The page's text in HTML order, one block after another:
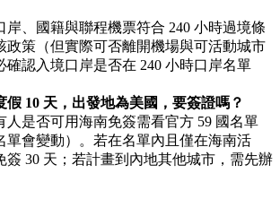
岸、國籍與聯程機票符合 240 小時過境條
政策（但實際可否離開機場與可活動城市
確認入境口岸是否在 240 小時口岸名單
假 10 天，出發地為美國，要簽證嗎？
人是否可用海南免簽需看官方 59 國名單
單會變動）。若在名單內且僅在海南活
簽 30 天；若計畫到內地其他城市，需先辦